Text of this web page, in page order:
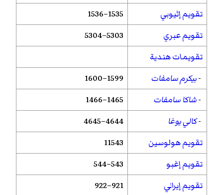
تقويم إثيوبي
1535–1536
تقويم عبري
5303–5304
تقويمات هندية
-بيكرم سامفات
1599–1600
-شاكا سامفات
1465–1466
-كالي يوغا
4644–4645
تقويم هولوسين
11543
تقويم إغبو
543–544
تقويم إيراني
921–922